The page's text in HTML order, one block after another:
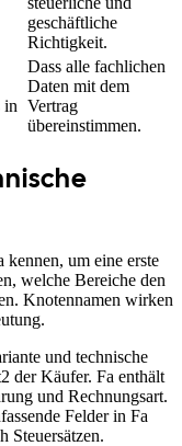
geschäftliche
Richtigkeit.
in
Dass alle fachlichen
Daten mit dem
Vertrag
übereinstimmen.
kennen, um eine erste
welche Bereiche den
Knotennamen wirken
und technische
der Käufer. Fa enthält
und Rechnungsart.
Felder in Fa
Steuersätzen.